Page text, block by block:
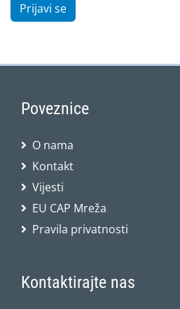
Prijavi se
Poveznice
O nama
Kontakt
Vijesti
EU CAP Mreža
Pravila privatnosti
Kontaktirajte nas